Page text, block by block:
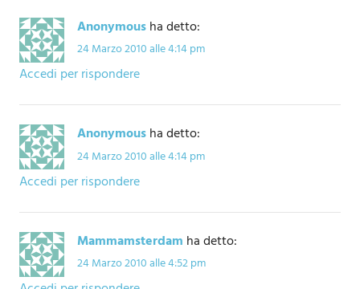
Anonymousha detto:
24 Marzo 2010 alle 4:14 pm
Accedi per rispondere
Anonymousha detto:
24 Marzo 2010 alle 4:14 pm
Accedi per rispondere
Mammamsterdam ha detto:
24 Marzo 2010 alle 4:52 pm